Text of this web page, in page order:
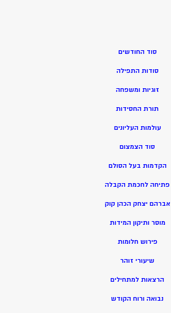
סוד החודשים
סודות התפילה
זוגיות ומשפחה
תורת החסידות
עולמות העליונים
סוד הצמצום
הקדמות בעל הסולם
פתיחה לחכמת הקבלה
אברהם יצחק הכהן קוק
מוסר ותיקון המידות
פירוש חלומות
שיעורי זוהר
הרצאות למתחילים
נבואה ורוח הקודש